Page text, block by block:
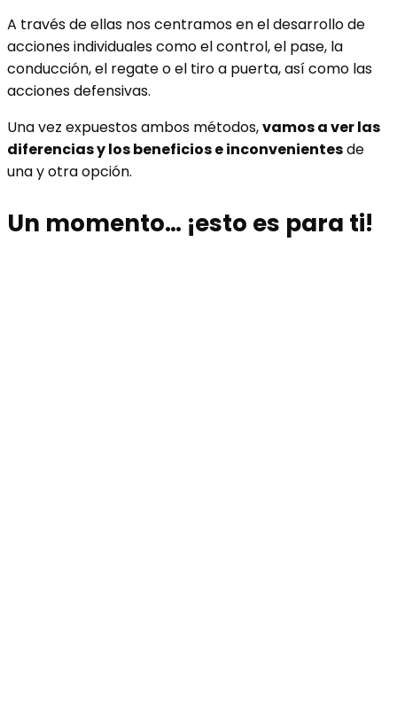
A través de ellas nos centramos en el desarrollo de
acciones individuales como el control, el pase, la
conducción, el regate o el tiro a puerta, así como las
acciones defensivas.
Una vez expuestos ambos métodos,vamos a ver las
diferencias y los beneficios e inconvenientesde
una y otra opción.
Un momento… ¡esto es para ti!